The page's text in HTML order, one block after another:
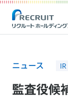
Recruit Holdings
ニュース IR
監査役候